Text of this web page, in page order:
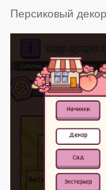
Персиковый